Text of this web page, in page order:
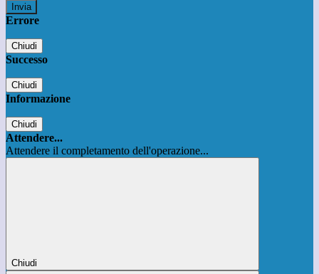
Errore
Chiudi
Successo
Chiudi
Informazione
Chiudi
Attendere...
Attendere il completamento dell'operazione...
Chiudi